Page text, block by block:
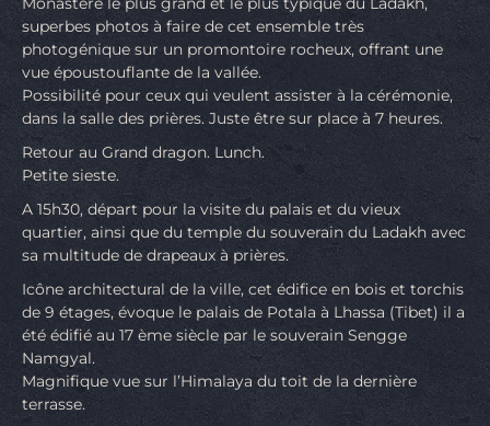
superbes photos à faire de cet ensemble très
photogénique sur un promontoire rocheux, offrant une
vue époustouflante de la vallée.
Possibilité pour ceux qui veulent assister à la cérémonie,
dans la salle des prières. Juste être sur place à 7 heures.
Retour au Grand dragon. Lunch.
Petite sieste.
A 15h30, départ pour la visite du palais et du vieux
quartier, ainsi que du temple du souverain du Ladakh avec
sa multitude de drapeaux à prières.
Icône architectural de la ville, cet édifice en bois et torchis
de 9 étages, évoque le palais de Potala à Lhassa (Tibet) il a
été édifié au 17 ème siècle par le souverain Sengge
Namgyal.
Magnifique vue sur l’Himalaya du toit de la dernière
terrasse.